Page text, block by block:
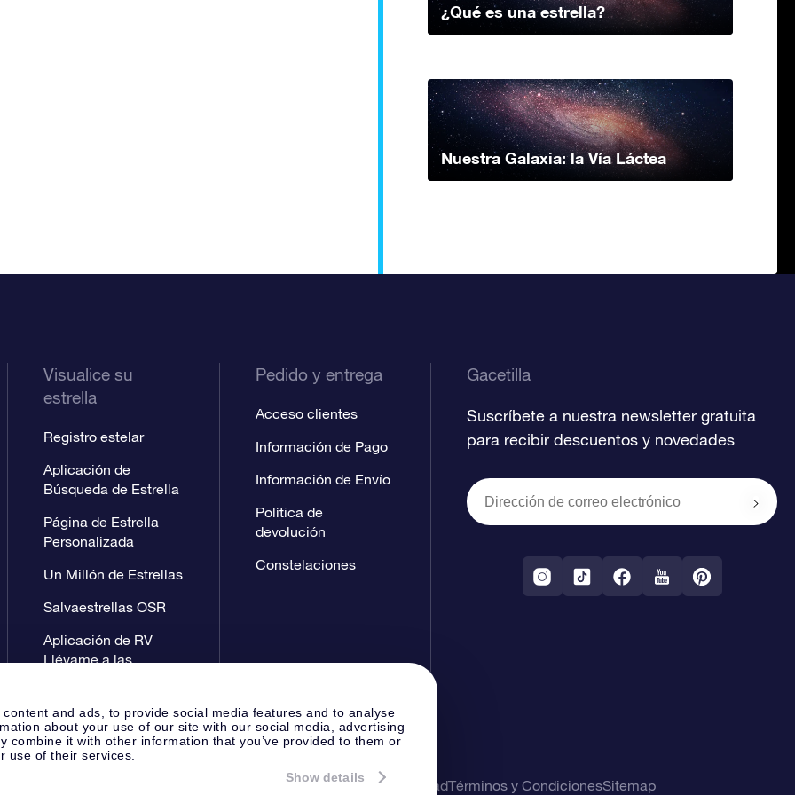
and ads, to provide social media features and to analyse
about your use of our site with our social media, advertising
combine it with other information that you’ve provided to them or
use of their services.
Show details
¿Qué es una estrella?
Nuestra Galaxia: la Vía Láctea
Visualice su
estrella
Registro estelar
Aplicación de
Búsqueda de Estrella
Página de Estrella
Personalizada
Un Millón de Estrellas
Salvaestrellas OSR
Aplicación de RV
Llévame a las
Pedido y entrega
Acceso clientes
Información de Pago
Información de Envío
Política de
devolución
Constelaciones
Gacetilla
Suscríbete a nuestra newsletter gratuita
para recibir descuentos y novedades
Página de prensaPolítica de PrivacidadTérminos y CondicionesSitemap